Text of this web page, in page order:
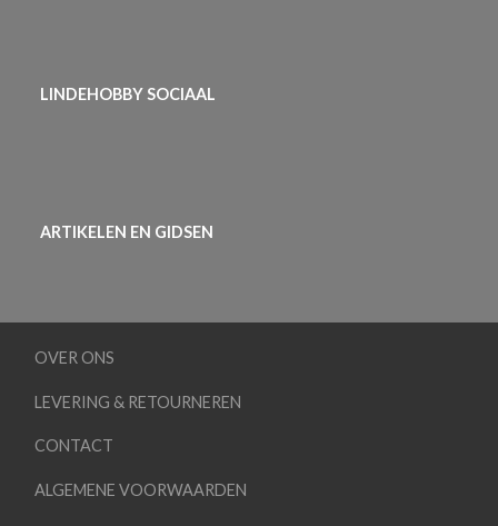
LINDEHOBBY SOCIAAL
ARTIKELEN EN GIDSEN
OVER ONS
LEVERING & RETOURNEREN
CONTACT
ALGEMENE VOORWAARDEN